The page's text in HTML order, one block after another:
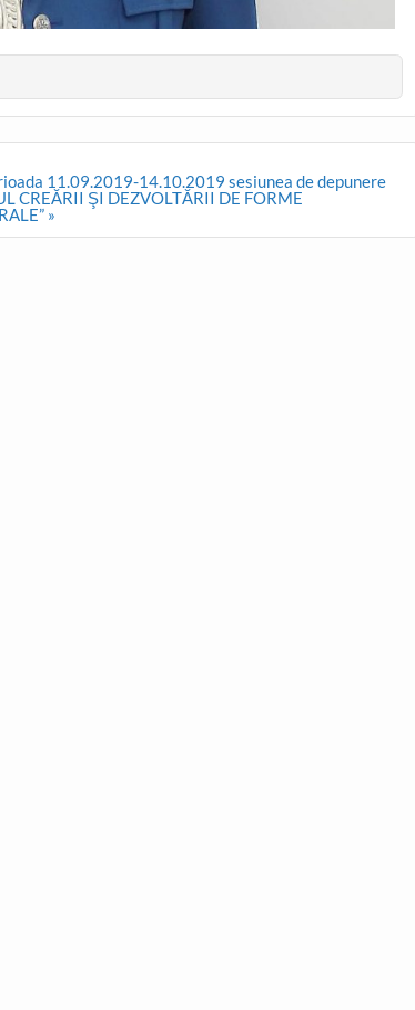
11.09.2019-14.10.2019 sesiunea de depunere
CREĂRII ŞI DEZVOLTĂRII DE FORME
»